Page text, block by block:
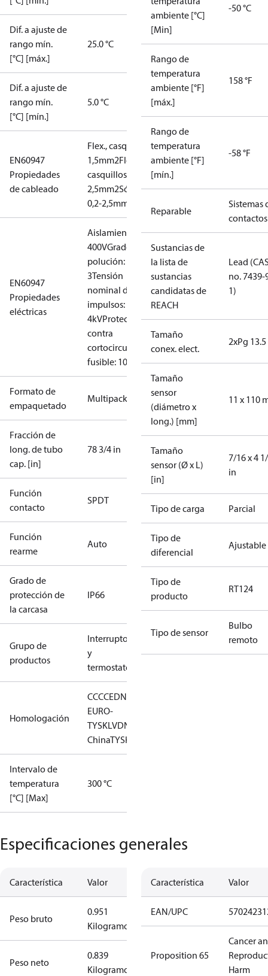
Dif. a ajuste de
rango mín.
[°C] [máx.]
25.0 °C
Dif. a ajuste de
rango mín.
[°C] [mín.]
5.0 °C
EN60947
Propiedades
de cableado
Flex., casquillos: 0,2-
1,5mm2Flex., sin
casquillos: 0,2-
2,5mm2Sólido/trenzado:
0,2-2,5mm2
EN60947
Propiedades
eléctricas
Aislamiento:
400VGrado de
polución:
3Tensión
nominal de
impulsos:
4kVProtección
contra
cortocircuito,
fusible: 10A
Formato de
empaquetado
Multipack
Fracción de
long. de tubo
cap. [in]
78 3/4 in
Función
contacto
SPDT
Función
rearme
Auto
Grado de
protección de
la carcasa
IP66
Grupo de
productos
Interruptores
y
termostatos
Homologación
CCCCEDNV
EURO-
TYSKLVDNKK
ChinaTYSK
Intervalo de
temperatura
[°C] [Max]
300 °C
ambiente [°C]
[Min]
-50 °C
Rango de
temperatura
ambiente [°F]
[máx.]
158 °F
Rango de
temperatura
ambiente [°F]
[mín.]
-58 °F
Reparable
Sistemas
contactos
Sustancias de
la lista de
sustancias
candidatas de
REACH
Lead
no. 7439-
1)
Tamaño
conex. elect.
2xPg 13.5
Tamaño
sensor
(diámetro x
long.) [mm]
11 x 110
Tamaño
sensor (Ø x L)
[in]
7/16 x 4
in
Tipo de carga Parcial
Tipo de
diferencial
Ajustable
Tipo de
producto
RT124
Tipo de sensor
Bulbo
remoto
Especificaciones generales
Característica Valor
Peso bruto
0.951
Kilogramo
Peso neto
0.839
Kilogramo
Característica Valor
EAN/UPC
Proposition 65
Cancer
Harm